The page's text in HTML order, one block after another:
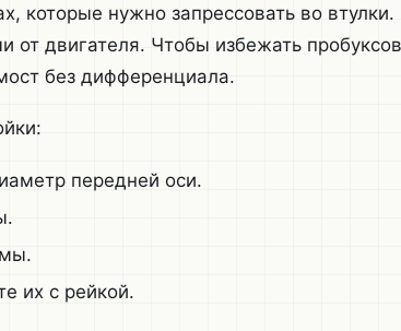
которые нужно запрессовать во втулки.
от двигателя. Чтобы избежать
без дифференциала.
передней оси.
их с рейкой.